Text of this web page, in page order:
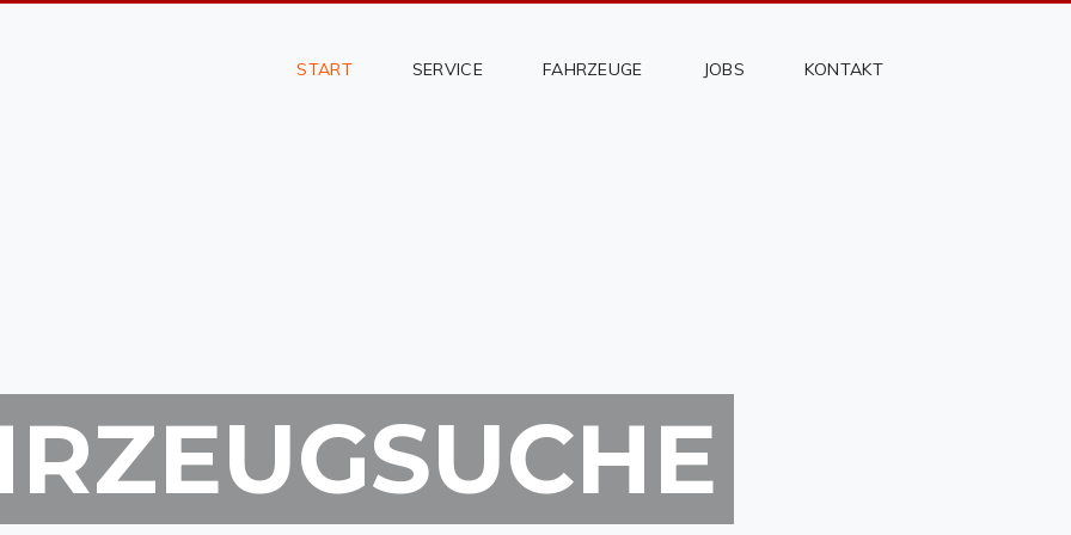
START SERVICE FAHRZEUGE JOBS KONTAKT